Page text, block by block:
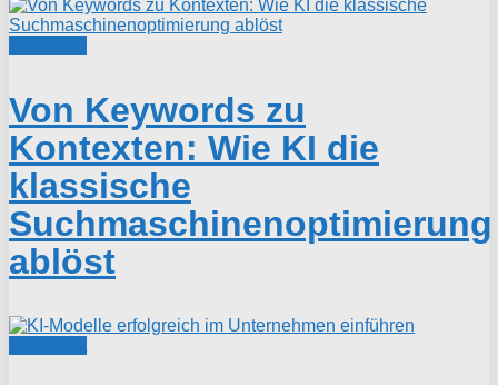
Von Keywords zu
Kontexten: Wie KI die
klassische
Suchmaschinenoptimierung
ablöst